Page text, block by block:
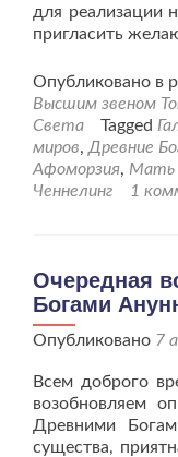
для реализации
пригласить
Опубликовано в
Высшим звеном
Света
Tagged
миров, Древние
Афоморзия, Мать
Ченнелинг
1
Очередная
Богами
Опубликовано 7
Всем доброго
возобновляем
Древними
существа,